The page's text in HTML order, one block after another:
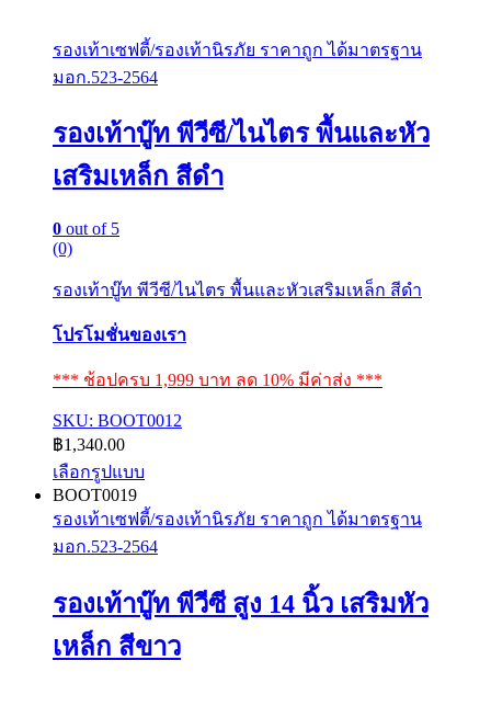
รองเท้าเซฟตี้/รองเท้านิรภัย ราคาถูก ได้มาตรฐาน
มอก.523-2564
รองเท้าบู๊ท พีวีซี/ไนไตร พื้นและหัว
เสริมเหล็ก สีดำ
0 out of 5
(0)
รองเท้าบู๊ท พีวีซี/ไนไตร พื้นและหัวเสริมเหล็ก สีดำ
โปรโมชั่นของเรา
*** ช้อปครบ 1,999 บาท ลด 10% มีค่าส่ง ***
SKU: BOOT0012
฿1,340.00
เลือกรูปแบบ
This
product
has
multiple
The
options
be
BOOT0019
รองเท้าเซฟตี้/รองเท้านิรภัย ราคาถูก ได้มาตรฐาน
มอก.523-2564
รองเท้าบู๊ท พีวีซี สูง 14 นิ้ว เสริมหัว
เหล็ก สีขาว